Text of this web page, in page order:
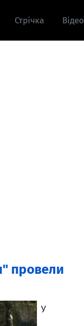
Стрічка Відео
провели
У